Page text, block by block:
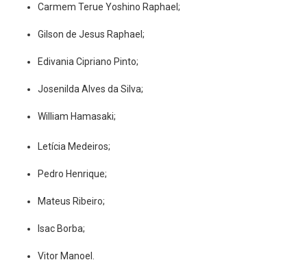
Carmem Terue Yoshino Raphael;
Gilson de Jesus Raphael;
Edivania Cipriano Pinto;
Josenilda Alves da Silva;
William Hamasaki;
Letícia Medeiros;
Pedro Henrique;
Mateus Ribeiro;
Isac Borba;
Vitor Manoel.